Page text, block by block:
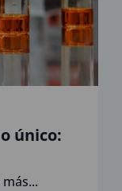
único: